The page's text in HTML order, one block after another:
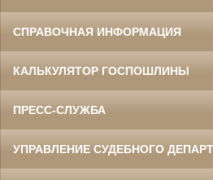
СПРАВОЧНАЯ ИНФОРМАЦИЯ
КАЛЬКУЛЯТОР ГОСПОШЛИНЫ
ПРЕСС-СЛУЖБА
УПРАВЛЕНИЕ СУДЕБНОГО